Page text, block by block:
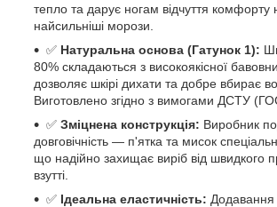
тепло та дарує ногам відчуття комфорту
найсильніші морози.
✅ Натуральна основа (Гатунок 1):
80% складаються з високоякісної
дозволяє шкірі дихати та добре вбирає
Виготовлено згідно з вимогами ДСТУ
✅ Зміцнена конструкція: Виробник
довговічність — п'ятка та мисок
що надійно захищає виріб від швидкого
взутті.
✅ Ідеальна еластичність: Додавання